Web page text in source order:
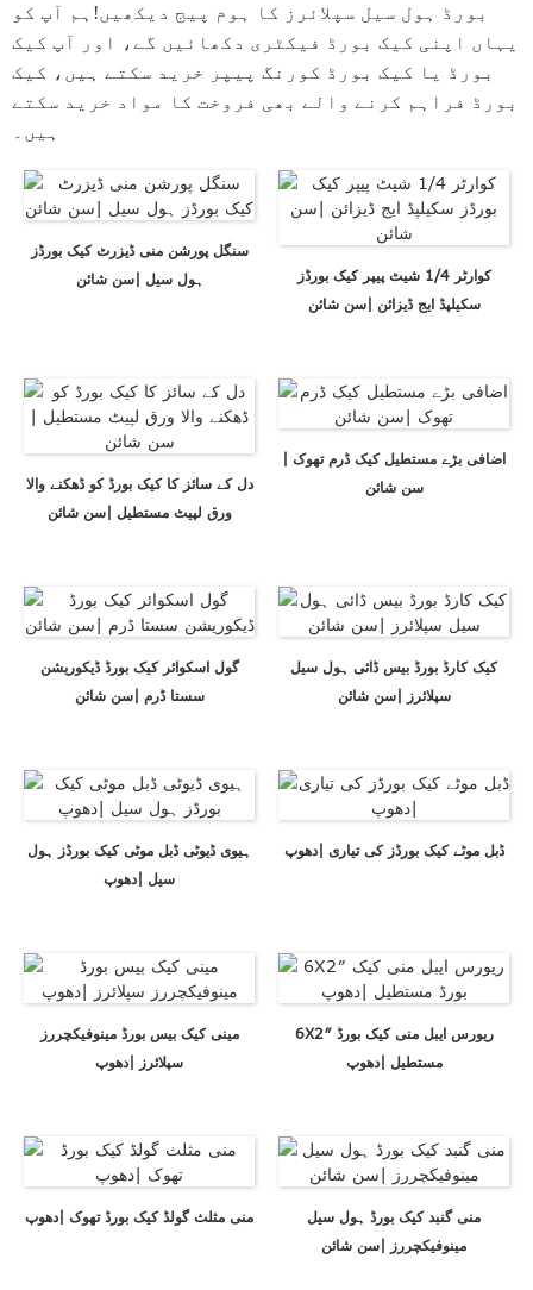
بورڈ ہول سیل سپلائرز کا ہوم پیج دیکھیں!ہم آپ کو
یہاں اپنی کیک بورڈ فیکٹری دکھائیں گے، اور آپ کیک
بورڈ یا کیک بورڈ کورنگ پیپر خرید سکتے ہیں، کیک
بورڈ فراہم کرنے والے بھی فروخت کا مواد خرید سکتے
ہیں۔
سنگل پورشن منی ڈیزرٹ کیک بورڈز
ہول سیل |سن شائن
کوارٹر 1/4 شیٹ پیپر کیک بورڈز
سکیلپڈ ایج ڈیزائن |سن شائن
دل کے سائز کا کیک بورڈ کو ڈھکنے والا
ورق لپیٹ مستطیل |سن شائن
اضافی بڑے مستطیل کیک ڈرم تھوک |
سن شائن
گول اسکوائر کیک بورڈ ڈیکوریشن
سستا ڈرم |سن شائن
کیک کارڈ بورڈ بیس ڈائی ہول سیل
سپلائرز |سن شائن
ہیوی ڈیوٹی ڈبل موٹی کیک بورڈز ہول
سیل |دھوپ
ڈبل موٹے کیک بورڈز کی تیاری |دھوپ
مینی کیک بیس بورڈ مینوفیکچررز
سپلائرز |دھوپ
6X2″ ریورس ایبل منی کیک بورڈ
مستطیل |دھوپ
منی مثلث گولڈ کیک بورڈ تھوک |دھوپ
منی گنبد کیک بورڈ ہول سیل
مینوفیکچررز |سن شائن